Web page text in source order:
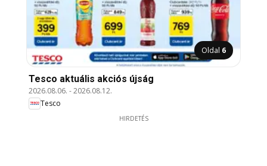
Oldal 6
Tesco aktuális akciós újság
2026.08.06. -2026.08.12.
Tesco
HIRDETÉS